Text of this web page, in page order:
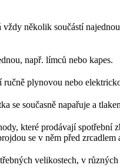
několik součástí
např. límců nebo kapes.
ručně plynovou nebo
se současně napařuje a
které prodávají
se v něm před
velikostech, v